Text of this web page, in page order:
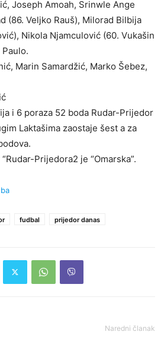
Joseph Amoah, Srinwle Ange
(86. Veljko Rauš), Milorad Bilbija
Nikola Njamculović (60. Vukašin
Marin Samardžić, Marko Šebez,
i 6 poraza 52 boda Rudar-Prijedor
Laktašima zaostaje šest a za
Prijedora2 je “Omarska”.
fudbal prijedor danas
Naredni članak